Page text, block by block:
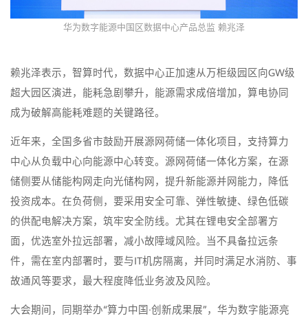
华为数字能源中国区数据中心产品总监 赖兆泽
赖兆泽表示，智算时代，数据中心正加速从万柜级园区向GW级
超大园区演进，能耗急剧攀升，能源需求成倍增加，算电协同
成为破解高能耗难题的关键路径。
近年来，全国多省市鼓励开展源网荷储一体化项目，支持算力
中心从负载中心向能源中心转变。源网荷储一体化方案，在源
储侧要从储能构网走向光储构网，提升新能源并网能力，降低
投资成本。在负荷侧，要采用安全可靠、弹性敏捷、绿色低碳
的供配电解决方案，筑牢安全防线。尤其在锂电安全部署方
面，优选室外拉远部署，减小故障域风险。当不具备拉远条
件，需在室内部署时，要与IT机房隔离，并同时满足水消防、事
故通风等要求，最大程度降低业务波及风险。
大会期间，同期举办“算力中国·创新成果展”，华为数字能源亮